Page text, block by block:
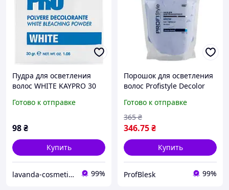
Пудра для осветления
волос WHITE KAYPRO 30
Готово к отправке
98₴
Купить
lavanda-cosmetic.prom.ua 99%
Порошок для осветления
волос Profistyle Decolor
Готово к отправке
346.75₴
365 ₴
Купить
ProfBlesk 99%